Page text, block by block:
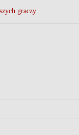
graczy